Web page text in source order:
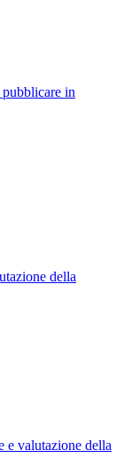
in
della
e valutazione della